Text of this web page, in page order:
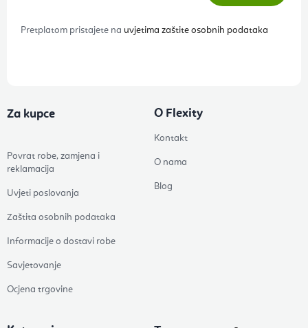
Pretplatom pristajete na uvjetima zaštite osobnih podataka
Za kupce
Povrat robe, zamjena i
reklamacija
Uvjeti poslovanja
Zaštita osobnih podataka
Informacije o dostavi robe
Savjetovanje
Ocjena trgovine
O Flexity
Kontakt
O nama
Blog